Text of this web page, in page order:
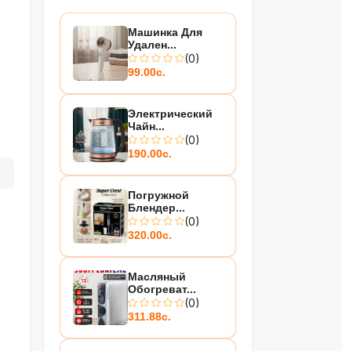
Машинка Для
Удален...
(0)
99.00с.
Электрический
Чайн...
(0)
190.00с.
Погружной
Блендер...
(0)
320.00с.
Масляный
Обогреват...
(0)
311.88с.